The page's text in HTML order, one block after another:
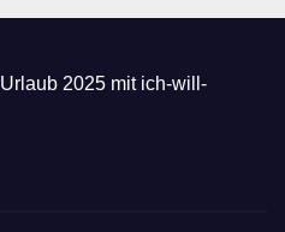
Urlaub 2025 mit ich-will-